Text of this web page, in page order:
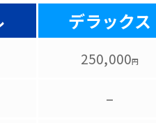
デラックス
250,000円
–